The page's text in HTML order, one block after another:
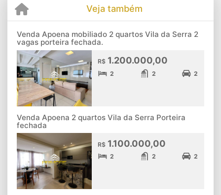
Veja também
Venda Apoena mobiliado 2 quartos Vila da Serra 2
vagas porteira fechada.
R$ 1.200.000,00
2 2 2
Venda Apoena 2 quartos Vila da Serra Porteira
fechada
R$ 1.100.000,00
2 2 2